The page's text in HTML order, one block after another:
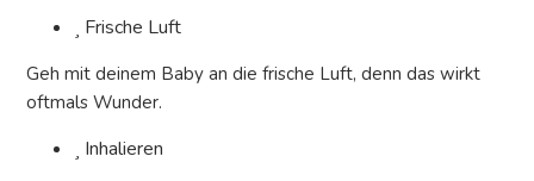
Frische Luft
Geh mit deinem Baby an die frische Luft, denn das wirkt
oftmals Wunder.
Inhalieren